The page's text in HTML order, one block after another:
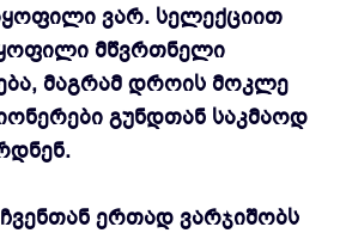
ვარ. სელექციით
მწვრთნელი
მაგრამ დროის მოკლე
გუნდთან საკმაოდ
ერთად ვარჯიშობს